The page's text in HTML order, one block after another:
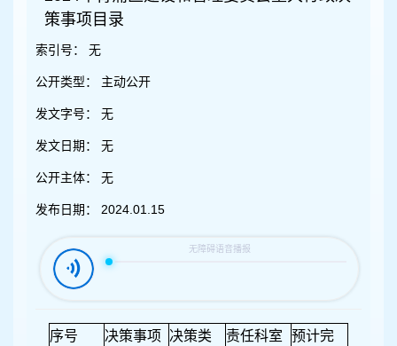
策事项目录
索引号： 无
公开类型： 主动公开
发文字号： 无
发文日期： 无
公开主体： 无
发布日期： 2024.01.15
序号
决策事项
决策类
责任科室
预计完